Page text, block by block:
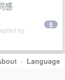
感
by
5
· Language